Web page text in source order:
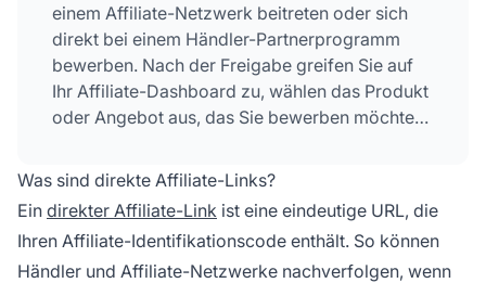
einem Affiliate-Netzwerk beitreten oder sich
direkt bei einem Händler-Partnerprogramm
bewerben. Nach der Freigabe greifen Sie auf
Ihr Affiliate-Dashboard zu, wählen das Produkt
oder Angebot aus, das Sie bewerben möchten,
Link mit Ihrer Affiliate-ID. Dieser Link
ermöglicht es Ihnen, Provisionen zu verdienen,
wenn Kunden über Ihren Link klicken und
gewünschte Aktionen durchführen.
Was sind direkte Affiliate-Links?
Ein direkter Affiliate-Link ist eine eindeutige URL, die
Ihren Affiliate-Identifikationscode enthält. So können
Händler und Affiliate-Netzwerke nachverfolgen, wenn